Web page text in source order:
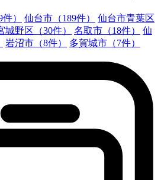
） 仙台市（189件）
仙台市青葉区
城野区（30件） 名取市（18件）
仙
岩沼市（8件） 多賀城市（7件）